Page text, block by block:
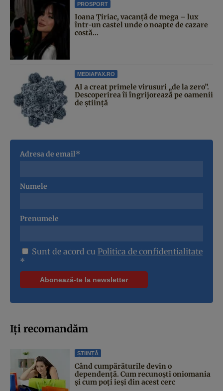
PROSPORT
Ioana Țiriac, vacanță de mega – lux
într-un castel unde o noapte de cazare
costă...
MEDIAFAX.RO
AI a creat primele virusuri „de la zero”.
Descoperirea îi îngrijorează pe oamenii
de știință
Adresa de email*
Numele
Prenumele
Sunt de acord cu Politica de confidentialitate
*
Iți recomandăm
ȘTIINȚĂ
Când cumpărăturile devin o
dependență. Cum recunoști oniomania
și cum poți ieși din acest cerc